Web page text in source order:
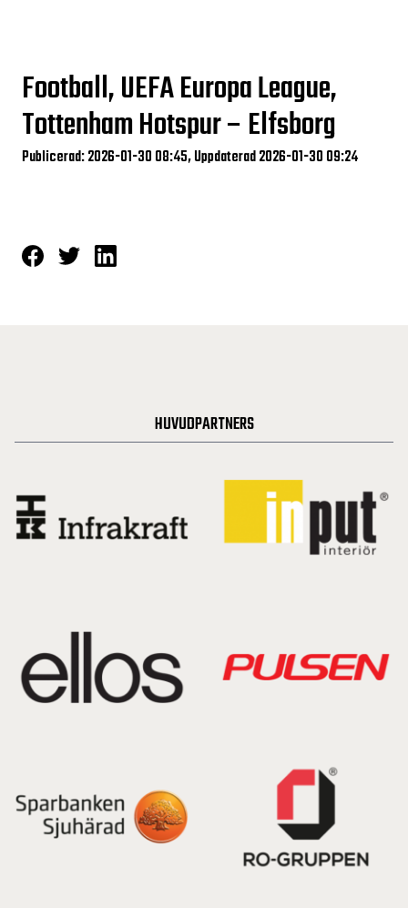
Football, UEFA Europa League,
Tottenham Hotspur – Elfsborg
Publicerad: 2026-01-30 08:45, Uppdaterad 2026-01-30 09:24
HUVUDPARTNERS